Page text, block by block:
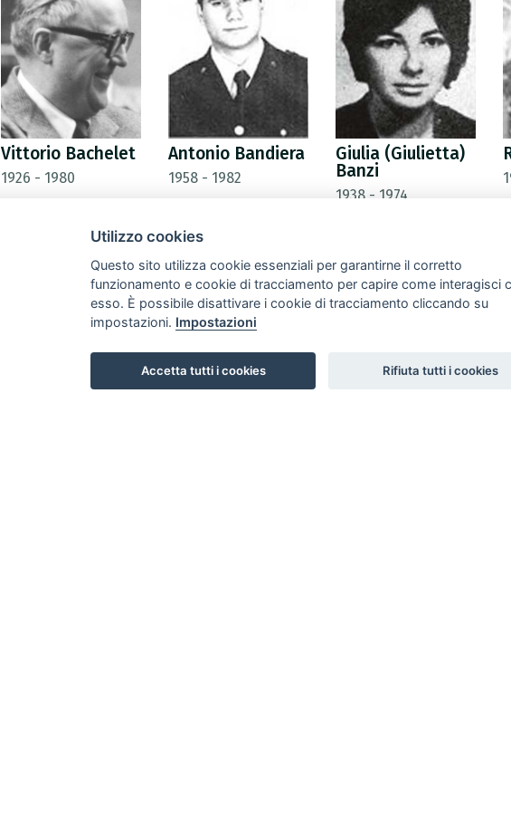
Vittorio Bachelet
1926 - 1980
Antonio Bandiera
1958 - 1982
Giulia (Giulietta)
Banzi
1938 - 1974
Utilizzo cookies
Questo sito utilizza cookie essenziali per garantirne il corretto
funzionamento e cookie di tracciamento per capire come interagisci
esso. È possibile disattivare i cookie di tracciamento cliccando su
impostazioni. Impostazioni
Accetta tutti i cookies Rifiuta tutti i cookies